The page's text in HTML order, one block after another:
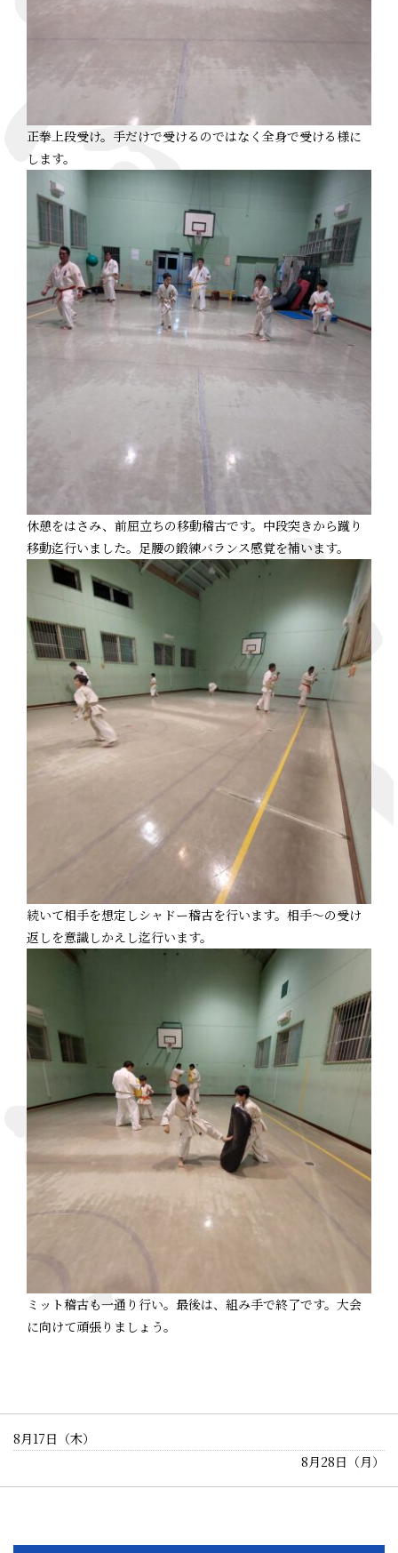
正拳上段受け。手だけで受けるのではなく全身で受ける様に
します。
休憩をはさみ、前屈立ちの移動稽古です。中段突きから蹴り
移動迄行いました。足腰の鍛練バランス感覚を補います。
続いて相手を想定しシャドー稽古を行います。相手～の受け
返しを意識しかえし迄行います。
ミット稽古も一通り行い。最後は、組み手で終了です。大会
に向けて頑張りましょう。
8月17日（木）
8月28日（月）